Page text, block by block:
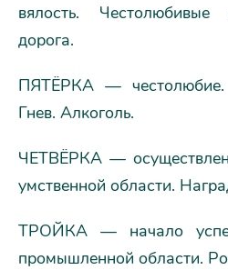
вялость.
дорога.
ПЯТЁРКА — честолюбие.
Гнев. Алкоголь.
ЧЕТВЁРКА —
умственной области.
ТРОЙКА — начало
промышленной области.